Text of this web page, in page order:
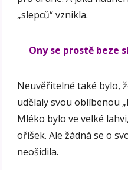
„slepců“ vznikla.
Ony se prostě beze
Neuvěřitelné také bylo,
udělaly svou oblíbenou
Mléko bylo ve velké
oříšek. Ale žádná se o
neošidila.